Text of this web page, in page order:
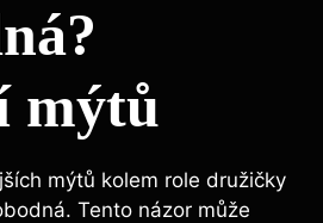
mýtů
mýtů ‍kolem role družičky
Tento názor může